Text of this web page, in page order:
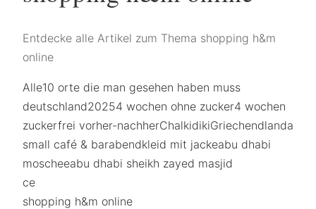
Entdecke alle Artikel zum Thema shopping h&m
online
Alle10 orte die man gesehen haben muss
deutschland20254 wochen ohne zucker4 wochen
zuckerfrei vorher-nachherChalkidikiGriechendlanda
small café & barabendkleid mit jackeabu dhabi
moscheeabu dhabi sheikh zayed masjid
ce
shopping h&m online